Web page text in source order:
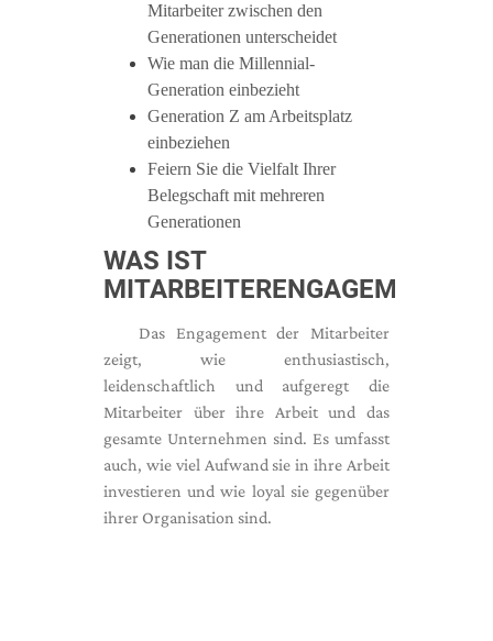
Mitarbeiter zwischen den
Generationen unterscheidet
Wie man die Millennial-
Generation einbezieht
Generation Z am Arbeitsplatz
einbeziehen
Feiern Sie die Vielfalt Ihrer
Belegschaft mit mehreren
Generationen
WAS IST
MITARBEITERENGAGEMENT?
Das Engagement der Mitarbeiter
zeigt, wie enthusiastisch,
leidenschaftlich und aufgeregt die
Mitarbeiter über ihre Arbeit und das
gesamte Unternehmen sind. Es umfasst
auch, wie viel Aufwand sie in ihre Arbeit
investieren und wie loyal sie gegenüber
ihrer Organisation sind.